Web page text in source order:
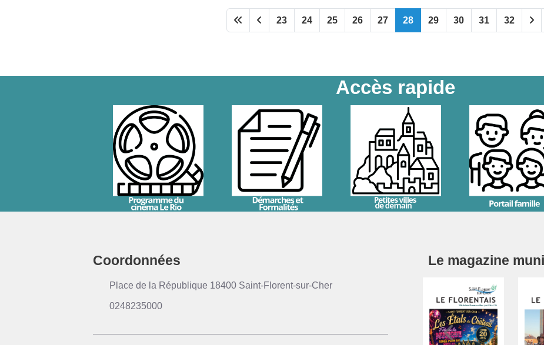
23 24 25 26 27 28 29 30 31 32
Accès rapide
Coordonnées
Place de la République 18400 Saint-Florent-sur-Cher
0248235000
Le magazine